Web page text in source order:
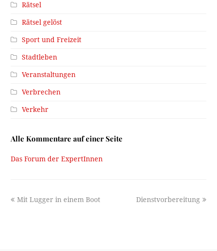
Rätsel
Rätsel gelöst
Sport und Freizeit
Stadtleben
Veranstaltungen
Verbrechen
Verkehr
Alle Kommentare auf einer Seite
Das Forum der ExpertInnen
previous
Mit Lugger in einem Boot
next
Dienstvorbereitung